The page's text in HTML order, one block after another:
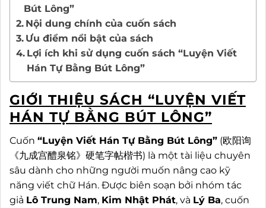
Bút Lông”
Nội dung chính của cuốn sách
Ưu điểm nổi bật của sách
Lợi ích khi sử dụng cuốn sách “Luyện Viết
Hán Tự Bằng Bút Lông”
GIỚI THIỆU SÁCH “LUYỆN VIẾT
HÁN TỰ BẰNG BÚT LÔNG”
Cuốn “Luyện Viết Hán Tự Bằng Bút Lông” (欧阳询
《九成宫醴泉铭》硬笔字帖楷书) là một tài liệu chuyên
sâu dành cho những người muốn nâng cao kỹ
năng viết chữ Hán. Được biên soạn bởi nhóm tác
giả Lô Trung Nam, Kim Nhật Phát, và Lý Ba, cuốn